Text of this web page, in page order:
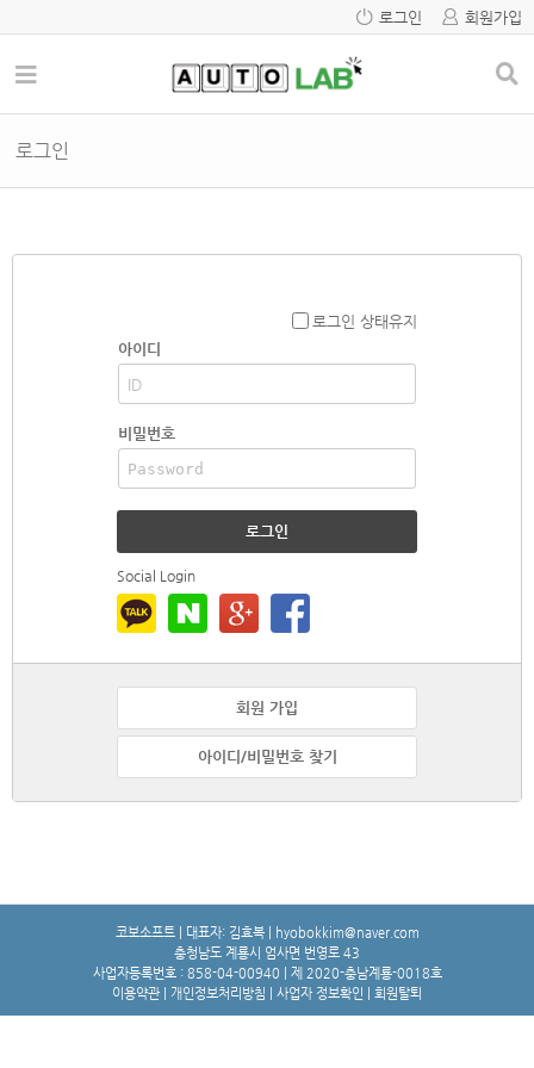
로그인 회원가입
로그인
로그인 상태유지
아이디
비밀번호
로그인
Social Login
회원 가입
아이디/비밀번호 찾기
코보소프트 | 대표자: 김효복 | hyobokkim@naver.com
충청남도 계룡시 엄사면 번영로 43
사업자등록번호 : 858-04-00940 | 제 2020-충남계룡-0018호
이용약관
개인정보처리방침 사업자 정보확인 회원탈퇴